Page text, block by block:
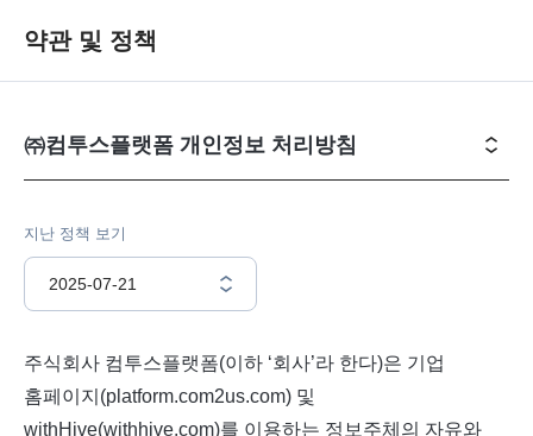
약관 및 정책
㈜컴투스플랫폼 개인정보 처리방침
지난 정책 보기
2025-07-21
주식회사 컴투스플랫폼(이하 ‘회사’라 한다)은 기업
홈페이지(platform.com2us.com) 및
withHive(withhive.com)를 이용하는 정보주체의 자유와